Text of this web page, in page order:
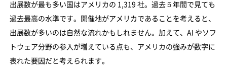
出展数が最も多い国はアメリカの 1,319 社。過去５年間で見ても
過去最高の水準です。開催地がアメリカであることを考えると、
出展数が多いのは自然な流れかもしれません。加えて、AI やソフ
トウェア分野の参入が増えている点も、アメリカの強みが数字に
表れた要因だと考えられます。